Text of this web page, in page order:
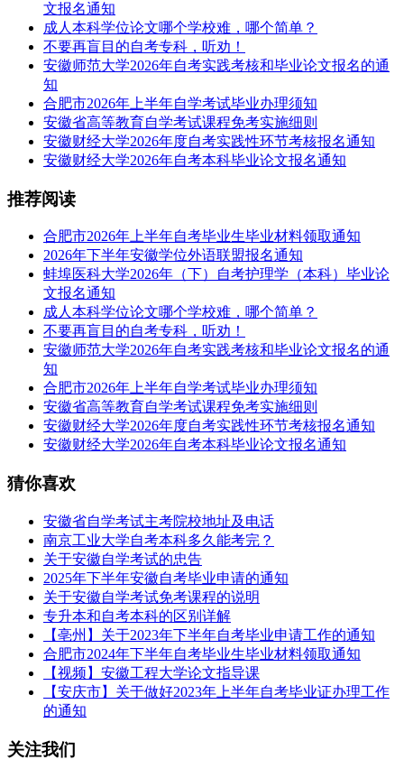
文报名通知
成人本科学位论文哪个学校难，哪个简单？
不要再盲目的自考专科，听劝！
安徽师范大学2026年自考实践考核和毕业论文报名的通
知
合肥市2026年上半年自学考试毕业办理须知
安徽省高等教育自学考试课程免考实施细则
安徽财经大学2026年度自考实践性环节考核报名通知
安徽财经大学2026年自考本科毕业论文报名通知
推荐阅读
合肥市2026年上半年自考毕业生毕业材料领取通知
2026年下半年安徽学位外语联盟报名通知
蚌埠医科大学2026年（下）自考护理学（本科）毕业论
文报名通知
成人本科学位论文哪个学校难，哪个简单？
不要再盲目的自考专科，听劝！
安徽师范大学2026年自考实践考核和毕业论文报名的通
知
合肥市2026年上半年自学考试毕业办理须知
安徽省高等教育自学考试课程免考实施细则
安徽财经大学2026年度自考实践性环节考核报名通知
安徽财经大学2026年自考本科毕业论文报名通知
猜你喜欢
安徽省自学考试主考院校地址及电话
南京工业大学自考本科多久能考完？
关于安徽自学考试的忠告
2025年下半年安徽自考毕业申请的通知
关于安徽自学考试免考课程的说明
专升本和自考本科的区别详解
【亳州】关于2023年下半年自考毕业申请工作的通知
合肥市2024年下半年自考毕业生毕业材料领取通知
【视频】安徽工程大学论文指导课
【安庆市】关于做好2023年上半年自考毕业证办理工作
的通知
关注我们